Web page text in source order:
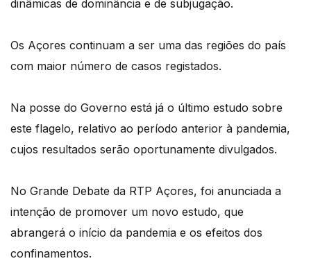
dinâmicas de dominância e de subjugação.
Os Açores continuam a ser uma das regiões do país
com maior número de casos registados.
Na posse do Governo está já o último estudo sobre
este flagelo, relativo ao período anterior à pandemia,
cujos resultados serão oportunamente divulgados.
No Grande Debate da RTP Açores, foi anunciada a
intenção de promover um novo estudo, que
abrangerá o início da pandemia e os efeitos dos
confinamentos.